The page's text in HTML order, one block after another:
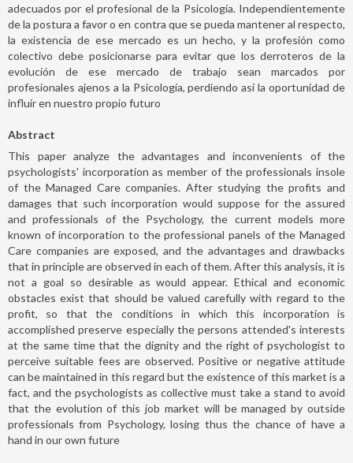
adecuados por el profesional de la Psicología. Independientemente
de la postura a favor o en contra que se pueda mantener al respecto,
la existencia de ese mercado es un hecho, y la profesión como
colectivo debe posicionarse para evitar que los derroteros de la
evolución de ese mercado de trabajo sean marcados por
profesionales ajenos a la Psicología, perdiendo así la oportunidad de
influir en nuestro propio futuro
Abstract
This paper analyze the advantages and inconvenients of the
psychologists' incorporation as member of the professionals insole
of the Managed Care companies. After studying the profits and
damages that such incorporation would suppose for the assured
and professionals of the Psychology, the current models more
known of incorporation to the professional panels of the Managed
Care companies are exposed, and the advantages and drawbacks
that in principle are observed in each of them. After this analysis, it is
not a goal so desirable as would appear. Ethical and economic
obstacles exist that should be valued carefully with regard to the
profit, so that the conditions in which this incorporation is
accomplished preserve especially the persons attended's interests
at the same time that the dignity and the right of psychologist to
perceive suitable fees are observed. Positive or negative attitude
can be maintained in this regard but the existence of this market is a
fact, and the psychologists as collective must take a stand to avoid
that the evolution of this job market will be managed by outside
professionals from Psychology, losing thus the chance of have a
hand in our own future